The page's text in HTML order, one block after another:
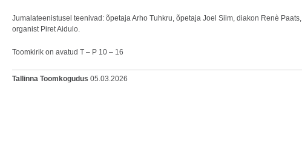
Jumalateenistusel teenivad: õpetaja Arho Tuhkru, õpetaja Joel Siim, diakon Renè Paats,
organist Piret Aidulo.
Toomkirik on avatud T – P 10 – 16
Tallinna Toomkogudus 05.03.2026